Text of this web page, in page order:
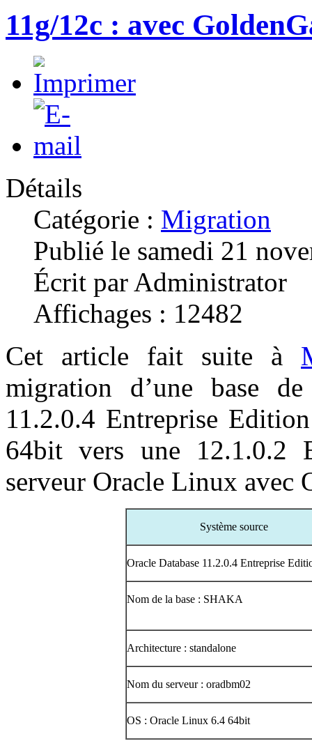
11g/12c : avec
Détails
Catégorie : Migration
Publié le samedi 21
Écrit par Administrator
Affichages : 12482
Cet article fait suite à
migration d’une base
11.2.0.4 Entreprise
64bit vers une 12.1.0.2
serveur Oracle Linux avec
Système source
Oracle Database 11.2.0.4 Entreprise
Nom de la base : SHAKA
Architecture : standalone
Nom du serveur : oradbm02
OS : Oracle Linux 6.4 64bit